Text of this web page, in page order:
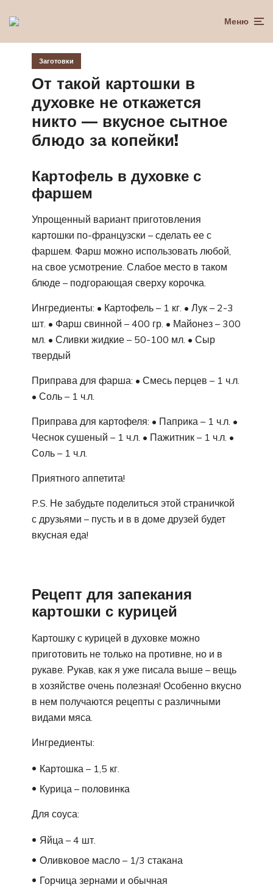
Меню
Заготовки
От такой картошки в
духовке не откажется
никто — вкусное сытное
блюдо за копейки!
Картофель в духовке с
фаршем
Упрощенный вариант приготовления
картошки по-французски – сделать ее с
фаршем. Фарш можно использовать любой,
на свое усмотрение. Слабое место в таком
блюде – подгорающая сверху корочка.
Ингредиенты: • Картофель – 1 кг. • Лук – 2-3
шт. • Фарш свинной – 400 гр. • Майонез – 300
мл. • Сливки жидкие – 50-100 мл. • Сыр
твердый
Приправа для фарша: • Смесь перцев – 1 ч.л.
• Соль – 1 ч.л.
Приправа для картофеля: • Паприка – 1 ч.л. •
Чеснок сушеный – 1 ч.л. • Пажитник – 1 ч.л. •
Соль – 1 ч.л.
Приятного аппетита!
P.S. Не забудьте поделиться этой страничкой
с друзьями – пусть и в в доме друзей будет
вкусная еда!
Рецепт для запекания
картошки с курицей
Картошку с курицей в духовке можно
приготовить не только на противне, но и в
рукаве. Рукав, как я уже писала выше – вещь
в хозяйстве очень полезная! Особенно вкусно
в нем получаются рецепты с различными
видами мяса.
Ингредиенты:
Картошка – 1,5 кг.
Курица – половинка
Для соуса:
Яйца – 4 шт.
Оливковое масло – 1/3 стакана
Горчица зернами и обычная